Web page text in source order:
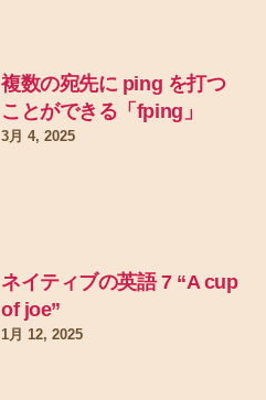
複数の宛先に ping を打つ
ことができる「fping」
3月 4, 2025
ネイティブの英語 7 “A cup
of joe”
1月 12, 2025